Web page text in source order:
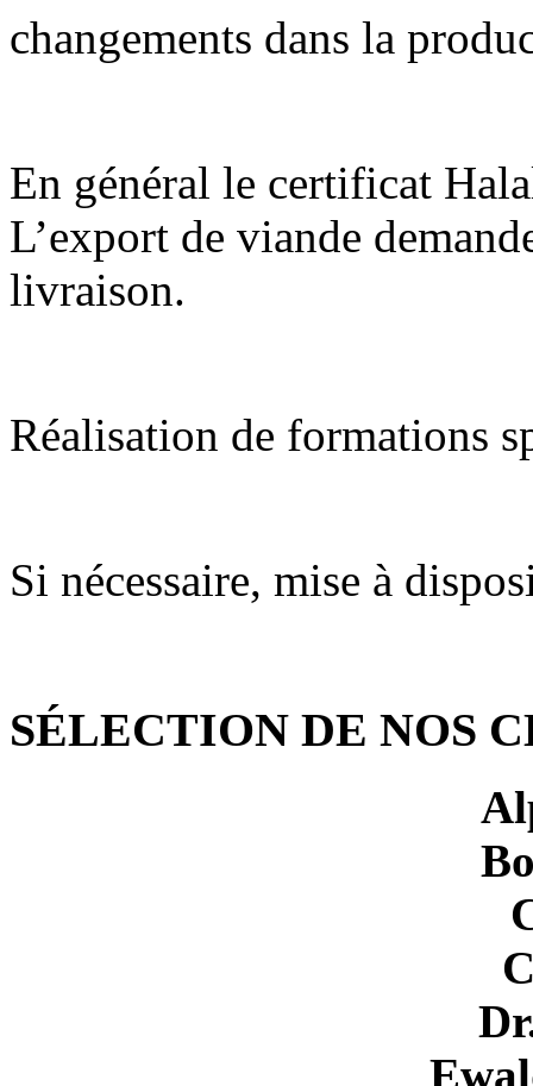
changements dans la
En général le certificat
L’export de viande
livraison.
Réalisation de formations
Si nécessaire, mise à
SÉLECTION DE NOS